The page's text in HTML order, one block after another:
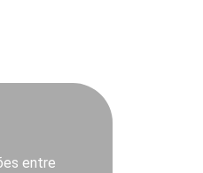
entre